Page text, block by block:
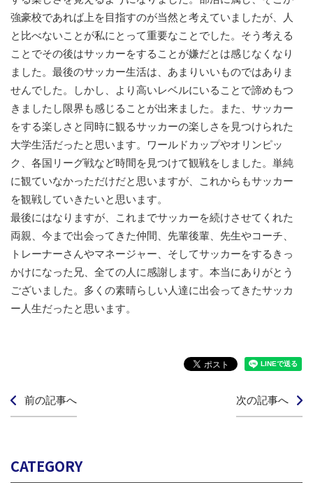
強豪校であれば上を目指すのが当然と考えていましたが、人
と比べないことが私にとって重要なことでした。そう考える
ことでその後はサッカーをすることが嫌だとは感じなくなり
ました。最後のサッカー生活は、あまりいいものではありま
せんでした。しかし、より高いレベルにいることで諦めもつ
きましたし限界も感じることが出来ました。また、サッカー
をする楽しさと同時に観るサッカーの楽しさを見つけられた
大学生活だったと思います。ワールドカップやオリンピッ
ク、各国リーグ戦など時間を見つけて観戦をしました。単純
に観ていなかっただけだと思いますが、これからもサッカー
を観戦していきたいと思います。
最後にはなりますが、これまでサッカーを続けさせてくれた
両親、今まで出会ってきた仲間、先輩後輩、先生やコーチ、
トレーナーさんやマネージャー、そしてサッカーをするきっ
かけになった兄、全ての人に感謝します。本当にありがとう
ございました。多くの素晴らしい人達に出会ってきたサッカ
ー人生だったと思います。
前の記事へ 次の記事へ
CATEGORY